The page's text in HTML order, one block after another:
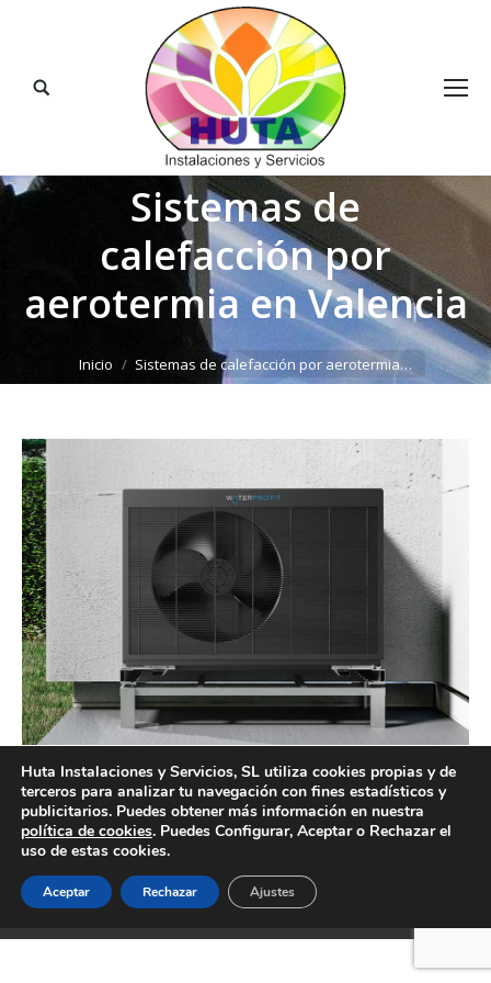
Buscar:
Sistemas de
calefacción por
aerotermia en Valencia
Inicio Sistemas de calefacción por aerotermia…
Sistemas de calefacción por aerotermia en Valencia
Creado por Tandem Marketing Digital
Huta Instalaciones y Servicios, SL utiliza cookies propias y de
terceros para analizar tu navegación con fines estadísticos y
publicitarios. Puedes obtener más información en nuestra
política de cookies. Puedes Configurar, Aceptar o Rechazar el
uso de estas cookies.
Aceptar Rechazar Ajustes